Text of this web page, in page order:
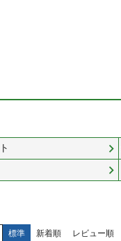
標準 新着順 レビュー順